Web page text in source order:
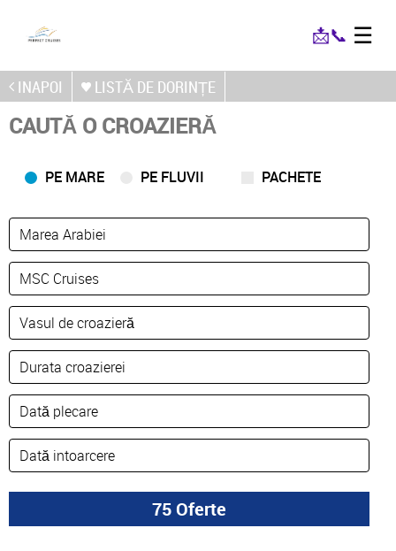
📩📞 ☰
INAPOI LISTĂ DE DORINȚE
CAUTĂ O CROAZIERĂ
PE MARE PE FLUVII PACHETE